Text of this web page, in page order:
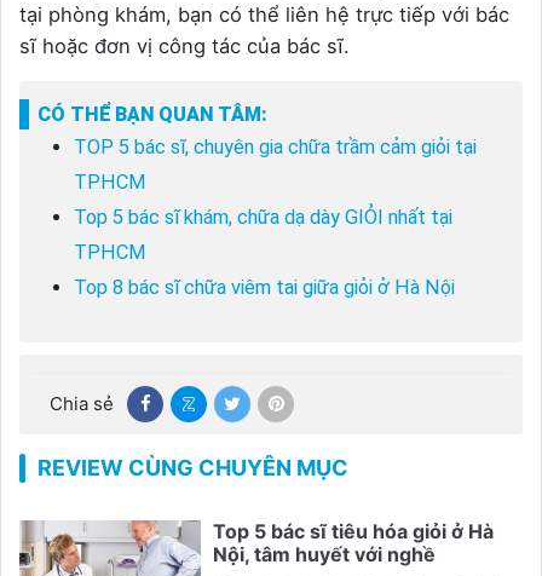
tại phòng khám, bạn có thể liên hệ trực tiếp với bác
sĩ hoặc đơn vị công tác của bác sĩ.
CÓ THỂ BẠN QUAN TÂM:
TOP 5 bác sĩ, chuyên gia chữa trầm cảm giỏi tại
TPHCM
Top 5 bác sĩ khám, chữa dạ dày GIỎI nhất tại
TPHCM
Top 8 bác sĩ chữa viêm tai giữa giỏi ở Hà Nội
Chia sẻ
REVIEW CÙNG CHUYÊN MỤC
Top 5 bác sĩ tiêu hóa giỏi ở Hà
Nội, tâm huyết với nghề